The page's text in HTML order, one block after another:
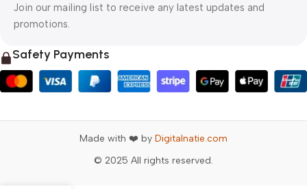
Join our mailing list to receive any latest updates and
promotions.
Safety Payments
Made with ❤️ by Digitalnatie.com
© 2025 All rights reserved.